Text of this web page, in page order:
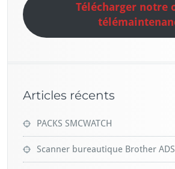
Télécharger notre
Articles récents
PACKS SMCWATCH
Scanner bureautique Brother